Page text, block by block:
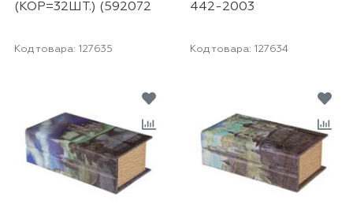
(КОР=32ШТ.) (592072
442-2003
Код товара: 127635 Код товара: 127634